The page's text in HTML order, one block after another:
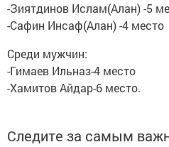
-Зиятдинов Ислам(Алан) -5
-Сафин Инсаф(Алан) -4 место
Среди мужчин:
-Гимаев Ильназ-4 место
-Хамитов Айдар-6 место.
Следите за самым